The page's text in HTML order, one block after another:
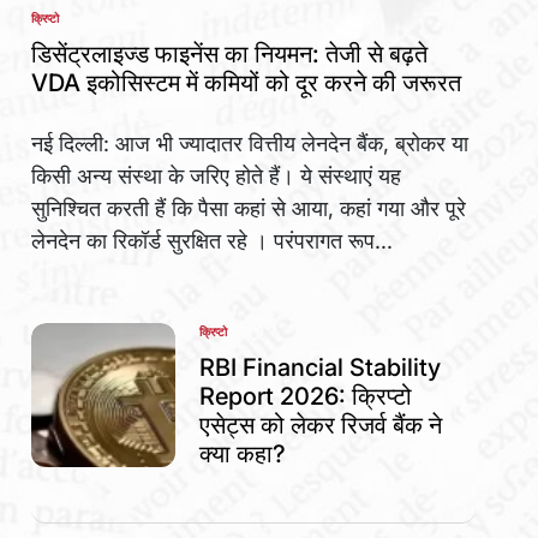
POSTED
IN
क्रिप्टो
डिसेंट्रलाइज्ड फाइनेंस का नियमन: तेजी से बढ़ते
VDA इकोसिस्टम में कमियों को दूर करने की जरूरत
नई दिल्ली: आज भी ज्यादातर वित्तीय लेनदेन बैंक, ब्रोकर या
किसी अन्य संस्था के जरिए होते हैं। ये संस्थाएं यह
सुनिश्चित करती हैं कि पैसा कहां से आया, कहां गया और पूरे
लेनदेन का रिकॉर्ड सुरक्षित रहे । परंपरागत रूप...
POSTED
IN
क्रिप्टो
RBI Financial Stability
Report 2026: क्रिप्टो
एसेट्स को लेकर रिजर्व बैंक ने
क्या कहा?